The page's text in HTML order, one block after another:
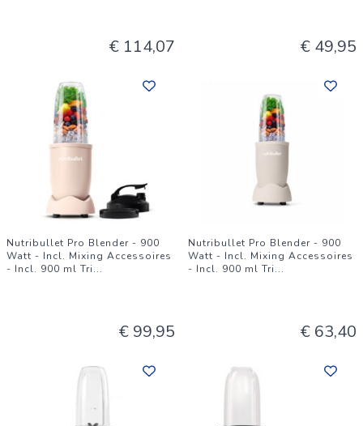
€ 114,07 € 49,95
Nutribullet Pro Blender - 900
Watt - Incl. Mixing Accessoires
- Incl. 900 ml Tri...
€ 99,95
Nutribullet Pro Blender - 900
Watt - Incl. Mixing Accessoires
- Incl. 900 ml Tri...
€ 63,40